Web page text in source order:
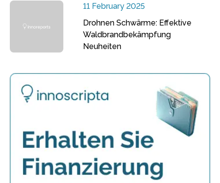
11 February 2025
Drohnen Schwärme: Effektive
Waldbrandbekämpfung
Neuheiten